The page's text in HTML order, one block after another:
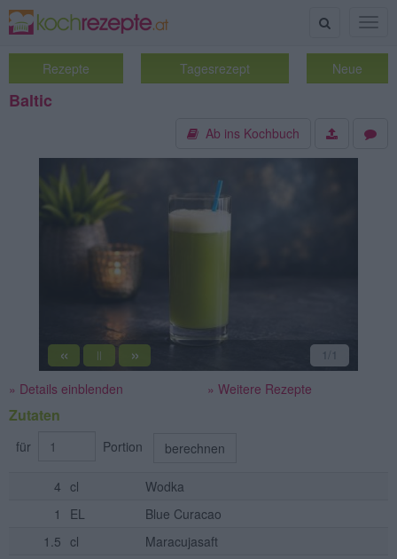
Suche
Rezepte Tagesrezept Neue
Baltic
Ab ins Kochbuch
« || » 1 /1
» Details einblenden » Weitere Rezepte
Zutaten
für Portion berechnen
4 cl
Wodka
1
EL
Blue Curacao
1.5 cl
Maracujasaft